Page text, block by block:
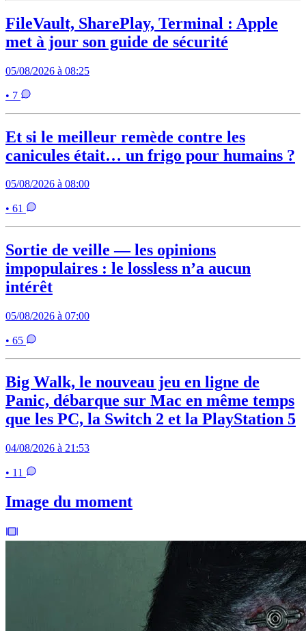
FileVault, SharePlay, Terminal : Apple
met à jour son guide de sécurité
05/08/2026 à 08:25
• 7
Et si le meilleur remède contre les
canicules était… un frigo pour humains ?
05/08/2026 à 08:00
• 61
Sortie de veille — les opinions
impopulaires : le lossless n’a aucun
intérêt
05/08/2026 à 07:00
• 65
Big Walk, le nouveau jeu en ligne de
Panic, débarque sur Mac en même temps
que les PC, la Switch 2 et la PlayStation 5
04/08/2026 à 21:53
• 11
Image du moment